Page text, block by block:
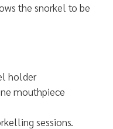
the snorkel to be
holder
mouthpiece
sessions.